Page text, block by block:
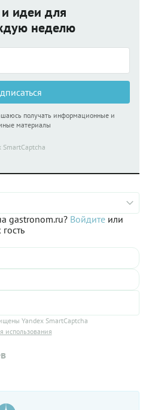
идеи для
неделю
получать информационные и
материалы
gastronom.ru? Войдите или
Yandex SmartCaptcha
использования